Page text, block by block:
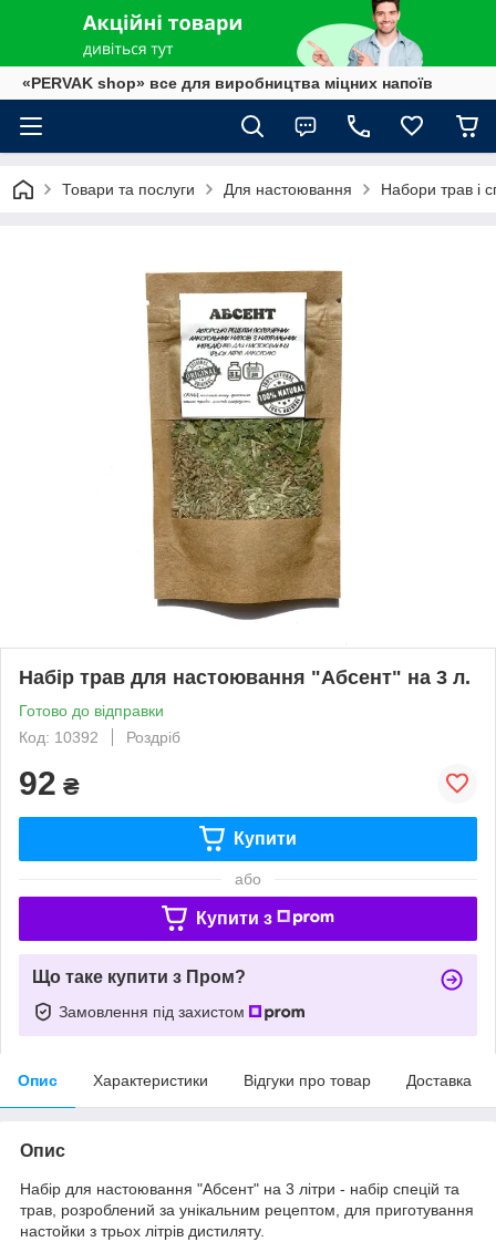
«PERVAK shop» все для виробництва міцних напоїв
Товари та послуги Для настоювання Набори трав і
Набір трав для настоювання "Абсент" на 3 л.
Готово до відправки
Код: 10392
Роздріб
92 ₴
Купити
або
Купити з
Що таке купити з Пром?
Замовлення під захистом
Опис Характеристики Відгуки про товар Доставка
Опис
Набір для настоювання "Абсент" на 3 літри - набір спецій та
трав, розроблений за унікальним рецептом, для приготування
настойки з трьох літрів дистиляту.